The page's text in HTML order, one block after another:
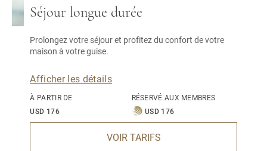
Séjour longue durée
Prolongez votre séjour et profitez du confort de votre
maison à votre guise.
Afficher les détails
À PARTIR DE
USD 176
RÉSERVÉ AUX MEMBRES
USD 176
VOIR TARIFS